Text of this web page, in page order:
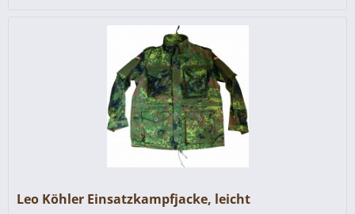
Leo Köhler Einsatzkampfjacke, leicht